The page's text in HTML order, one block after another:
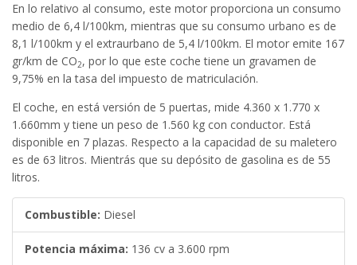
En lo relativo al consumo, este motor proporciona un consumo
medio de 6,4 l/100km, mientras que su consumo urbano es de
8,1 l/100km y el extraurbano de 5,4 l/100km. El motor emite 167
gr/km de CO2, por lo que este coche tiene un gravamen de
9,75% en la tasa del impuesto de matriculación.
El coche, en está versión de 5 puertas, mide 4.360 x 1.770 x
1.660mm y tiene un peso de 1.560 kg con conductor. Está
disponible en 7 plazas. Respecto a la capacidad de su maletero
es de 63 litros. Mientrás que su depósito de gasolina es de 55
litros.
Combustible: Diesel
Potencia máxima: 136 cv a 3.600 rpm